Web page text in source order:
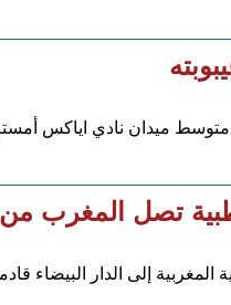
ميدان نادي اياكس
تصل المغرب